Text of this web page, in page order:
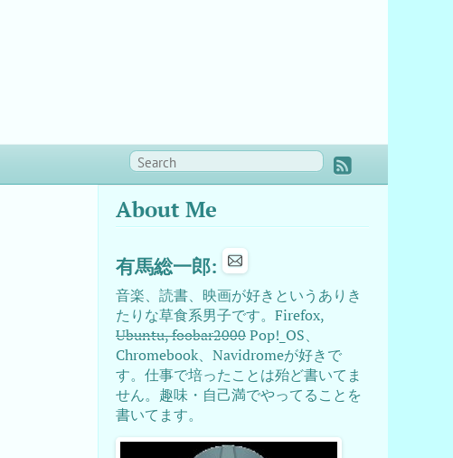
About Me
有馬総一郎:
音楽、読書、映画が好きというありき
たりな草食系男子です。Firefox,
Ubuntu, foobar2000Pop!_OS、
Chromebook、Navidromeが好きで
す。仕事で培ったことは殆ど書いてま
せん。趣味・自己満でやってることを
書いてます。